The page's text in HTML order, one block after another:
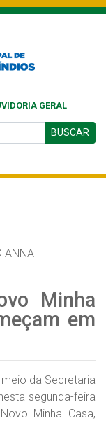
GERAL
BUSCAR
Minha
em
da Secretaria
segunda-feira
Minha Casa,